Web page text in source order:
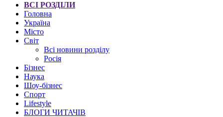
ВСІ РОЗДІЛИ
Головна
Україна
Місто
Світ
Всі новини розділу
Росія
Бізнес
Наука
Шоу-бізнес
Спорт
Lifestyle
БЛОГИ ЧИТАЧІВ